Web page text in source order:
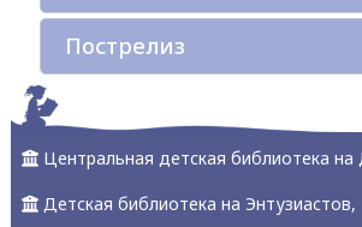
Пострелиз
Центральная детская библиотека
Детская библиотека на Энтузиастов,